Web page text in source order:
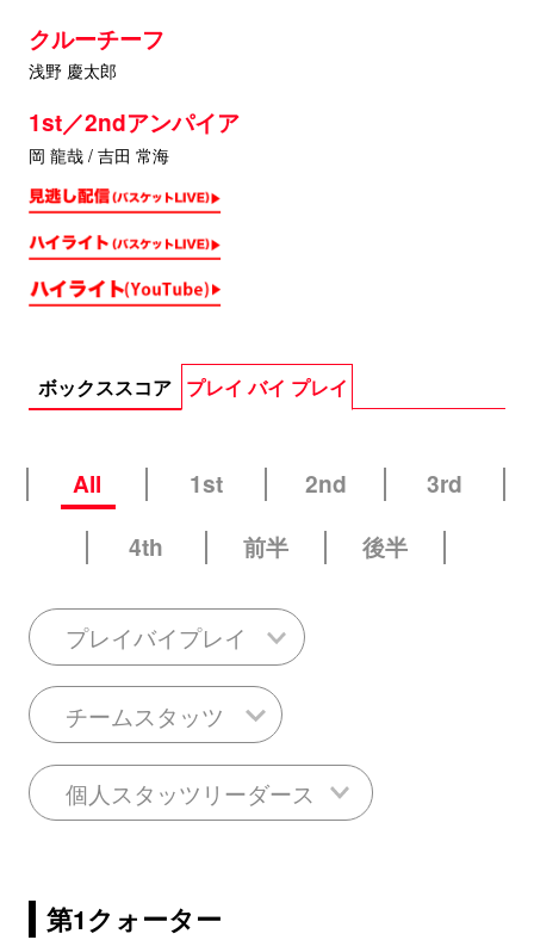
クルーチーフ
浅野 慶太郎
1st／2ndアンパイア
岡 龍哉 / 吉田 常海
ボックススコア プレイ バイ プレイ
All 1st 2nd
3rd
4th
前半 後半
プレイバイプレイ
チームスタッツ
個人スタッツリーダース
第1クォーター